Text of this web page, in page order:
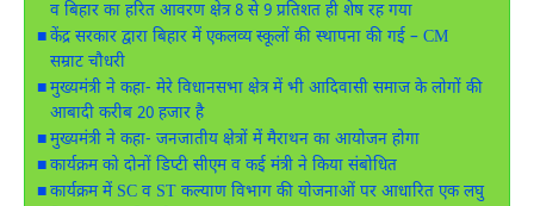
व बिहार का हरित आवरण क्षेत्र 8 से 9 प्रतिशत ही शेष रह गया
केंद्र सरकार द्वारा बिहार में एकलव्य स्कूलों की स्थापना की गई – CM
सम्राट चौधरी
मुख्यमंत्री ने कहा- मेरे विधानसभा क्षेत्र में भी आदिवासी समाज के लोगों की
आबादी करीब 20 हजार है
मुख्यमंत्री ने कहा- जनजातीय क्षेत्रों में मैराथन का आयोजन होगा
कार्यक्रम को दोनों डिप्टी सीएम व कई मंत्री ने किया संबोधित
कार्यक्रम में SC व ST कल्याण विभाग की योजनाओं पर आधारित एक लघु